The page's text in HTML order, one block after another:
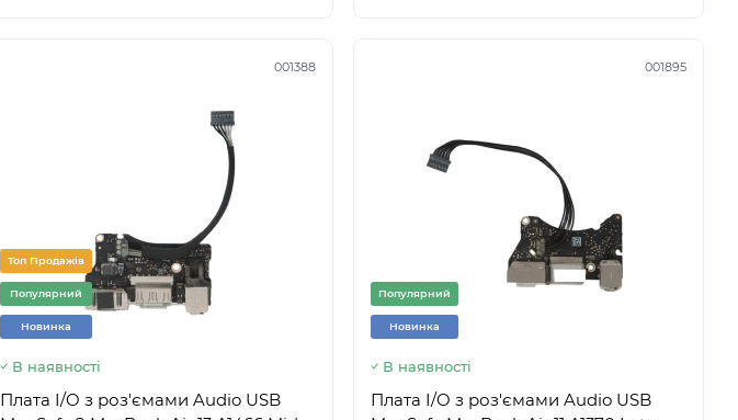
001388
Топ Продажів
Популярний
Новинка
В наявності
Плата I/O з роз'ємами Audio USB
001895
Популярний
Новинка
В наявності
Плата I/O з роз'ємами Audio USB